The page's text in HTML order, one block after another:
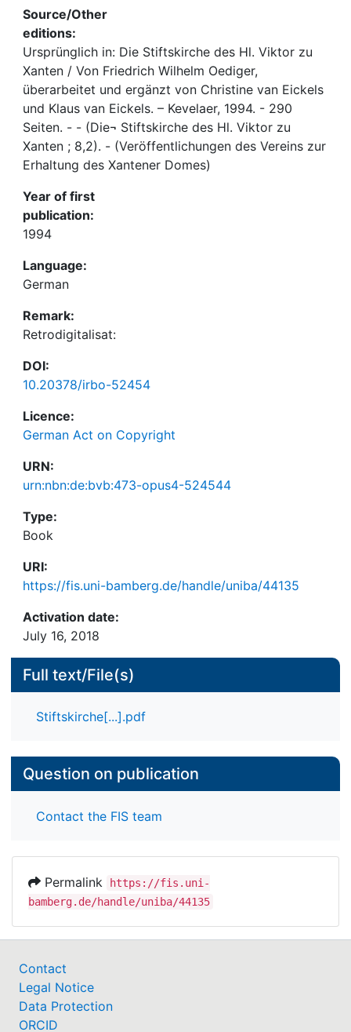
Source/Other
editions:
Ursprünglich in: Die Stiftskirche des Hl. Viktor zu
Xanten / Von Friedrich Wilhelm Oediger,
überarbeitet und ergänzt von Christine van Eickels
und Klaus van Eickels. – Kevelaer, 1994. - 290
Seiten. - - (Die¬ Stiftskirche des Hl. Viktor zu
Xanten ; 8,2). - (Veröffentlichungen des Vereins zur
Erhaltung des Xantener Domes)
Year of first
publication:
1994
Language:
German
Remark:
Retrodigitalisat:
DOI:
10.20378/irbo-52454
Licence:
German Act on Copyright
URN:
urn:nbn:de:bvb:473-opus4-524544
Type:
Book
URI:
https://fis.uni-bamberg.de/handle/uniba/44135
Activation date:
July 16, 2018
Full text/File(s)
Stiftskirche[...].pdf
Question on publication
Contact the FIS team
Permalink
https://fis.uni-
bamberg.de/handle/uniba/44135
Contact
Legal Notice
Data Protection
ORCID